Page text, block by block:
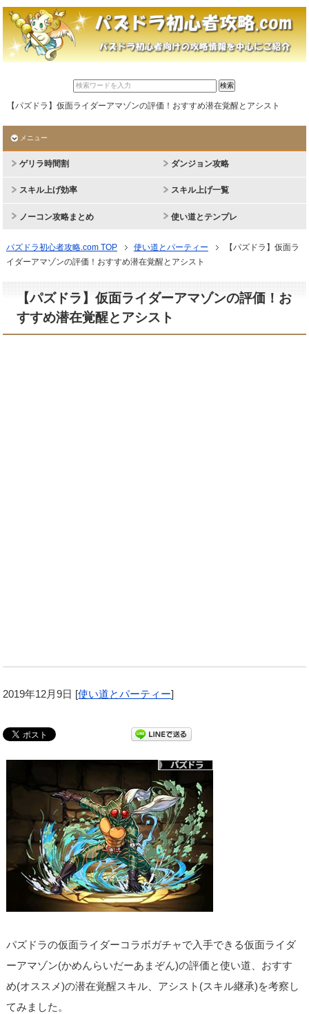
【パズドラ】仮面ライダーアマゾンの評価！おすすめ潜在覚醒とアシスト
メニュー
ゲリラ時間割 ダンジョン攻略
スキル上げ効率 スキル上げ一覧
ノーコン攻略まとめ 使い道とテンプレ
パズドラ初心者攻略.com TOP 使い道とパーティー
【パズドラ】仮面ラ
イダーアマゾンの評価！おすすめ潜在覚醒とアシスト
【パズドラ】仮面ライダーアマゾンの評価！お
すすめ潜在覚醒とアシスト
2019年12月9日 [使い道とパーティー]
パズドラの仮面ライダーコラボガチャで入手できる仮面ライダ
ーアマゾン(かめんらいだーあまぞん)の評価と使い道、おすす
め(オススメ)の潜在覚醒スキル、アシスト(スキル継承)を考察し
てみました。